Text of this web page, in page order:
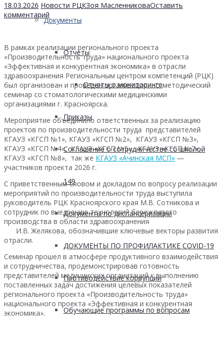
Документы
Отчеты
Отчеты о мониторинге
Приказы
Соглашение о сотрудничестве со школой
149
Документы по диспансеризации
ДОКУМЕНТЫ ПО ПРОФИЛАКТИКЕ COVID-19
Противодействие коррупции
Обучающие программы по вопросам
18.03.2026 Новости РЦКЗоя МасленниковаОставить
комментарий
В рамках реализации регионального проекта
«Производительность труда» национального проекта
«Эффективная и конкурентная экономика» в отрасли
здравоохранения Региональным центром компетенций (РЦК)
был организован и проведен организационно-методический
семинар со стоматологическими медицинскими
организациями г. Красноярска.
Мероприятие объединило ответственных за реализацию
проектов по производительности труда представителей
КГАУЗ «КГСП №1», КГАУЗ «КГСП №2», КГАУЗ «КГСП №3»,
КГАУЗ «КГСП №4», КГАУЗ «КГСП №5», КГАУЗ «КГСП №7»,
КГАУЗ «КГСП №8», так же КГАУЗ «Ачинская МСП» —
участников проекта 2026 г.
С приветственным словом и докладом по вопросу реализации
мероприятий по производительности труда выступила
руководитель РЦК Красноярского края М.В. Сотникова и
сотрудник по внедрению технологий бережливого
производства в области здравоохранения
И.В. Желякова, обозначившие ключевые векторы развития
отрасли.
Семинар прошел в атмосфере продуктивного взаимодействия
и сотрудничества, продемонстрировав готовность
представителей медицинских организаций к выполнению
поставленных задач достижения целевых показателей
регионального проекта «Производительность труда»
национального проекта «Эффективная и конкурентная
экономика».